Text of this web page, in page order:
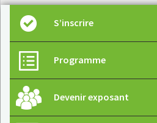
S’inscrire
Programme
Devenir exposant